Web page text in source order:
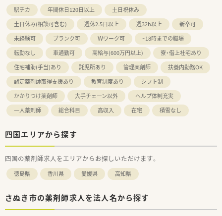
駅チカ 年間休日120日以上
土日祝休み
土日休み(相談可含む)
週休2.5日以上 週32h以上
新卒可
未経験可
ブランク可 Ｗワーク可
~18時までの職場
転勤なし
車通勤可 高給与(600万円以上)
寮・借上社宅あり
住宅補助(手当)あり
託児所あり 管理薬剤師
扶養内勤務OK
認定薬剤師取得支援あり
教育制度あり
シフト制
かかりつけ薬剤師
大手チェーン以外
ヘルプ体制充実
一人薬剤師
総合科目 高収入 在宅 積雪なし
四国エリアから探す
四国の薬剤師求人をエリアからお探しいただけます。
徳島県 香川県 愛媛県 高知県
さぬき市の薬剤師求人を法人名から探す